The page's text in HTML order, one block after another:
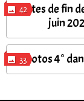
42
Fêtes de fin
juin
33
Photos 4°